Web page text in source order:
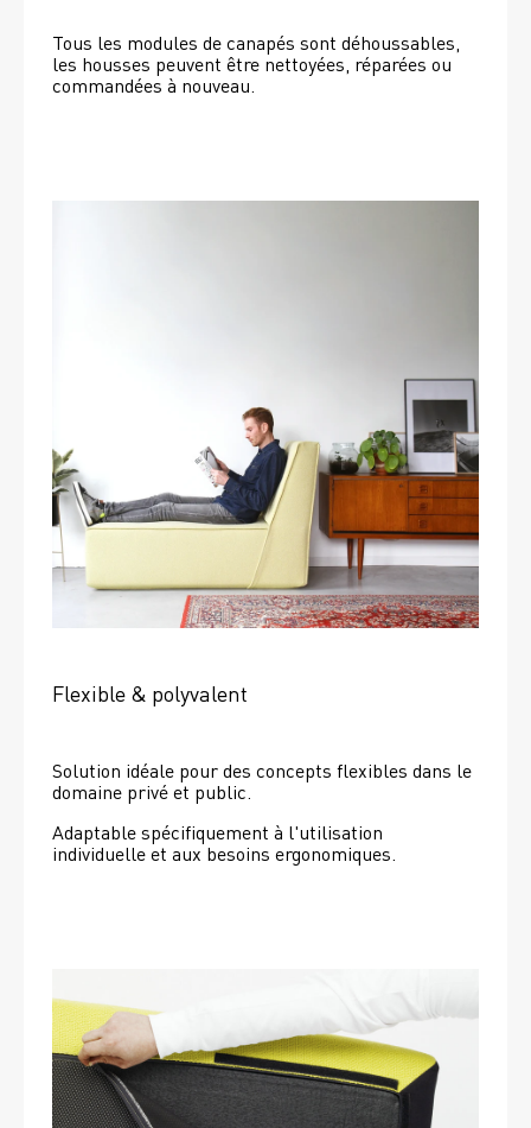
Tous les modules de canapés sont déhoussables,
les housses peuvent être nettoyées, réparées ou
commandées à nouveau.
Flexible & polyvalent
Solution idéale pour des concepts flexibles dans le
domaine privé et public.
Adaptable spécifiquement à l'utilisation
individuelle et aux besoins ergonomiques.